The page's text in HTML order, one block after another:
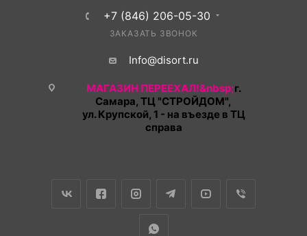
+7 (846) 206-05-30
ЗАКАЗАТЬ ЗВОНОК
Info@disort.ru
МАГАЗИН ПЕРЕЕХАЛ!&nbsp;г.
Самара, ТЦ "СТРОЙДОМ",
ул. Крупской, 1 - на въезде в ТЦ
справа